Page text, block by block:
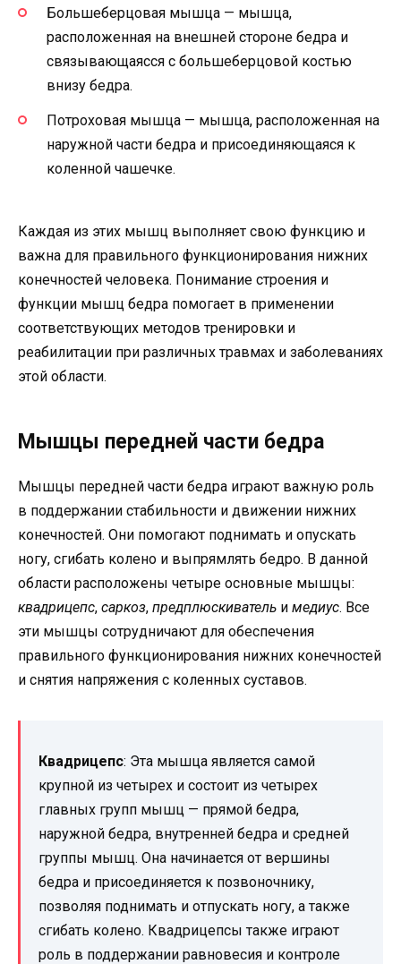
Большеберцовая мышца — мышца,
расположенная на внешней стороне бедра и
связывающаясся с большеберцовой костью
внизу бедра.
Потроховая мышца — мышца, расположенная на
наружной части бедра и присоединяющаяся к
коленной чашечке.
Каждая из этих мышц выполняет свою функцию и
важна для правильного функционирования нижних
конечностей человека. Понимание строения и
функции мышц бедра помогает в применении
соответствующих методов тренировки и
реабилитации при различных травмах и заболеваниях
этой области.
Мышцы передней части бедра
Мышцы передней части бедра играют важную роль
в поддержании стабильности и движении нижних
конечностей. Они помогают поднимать и опускать
ногу, сгибать колено и выпрямлять бедро. В данной
области расположены четыре основные мышцы:
квадрицепс, саркоз, предплюскиватель и медиус. Все
эти мышцы сотрудничают для обеспечения
правильного функционирования нижних конечностей
и снятия напряжения с коленных суставов.
Квадрицепс: Эта мышца является самой
крупной из четырех и состоит из четырех
главных групп мышц — прямой бедра,
наружной бедра, внутренней бедра и средней
группы мышц. Она начинается от вершины
бедра и присоединяется к позвоночнику,
позволяя поднимать и отпускать ногу, а также
сгибать колено. Квадрицепсы также играют
роль в поддержании равновесия и контроле